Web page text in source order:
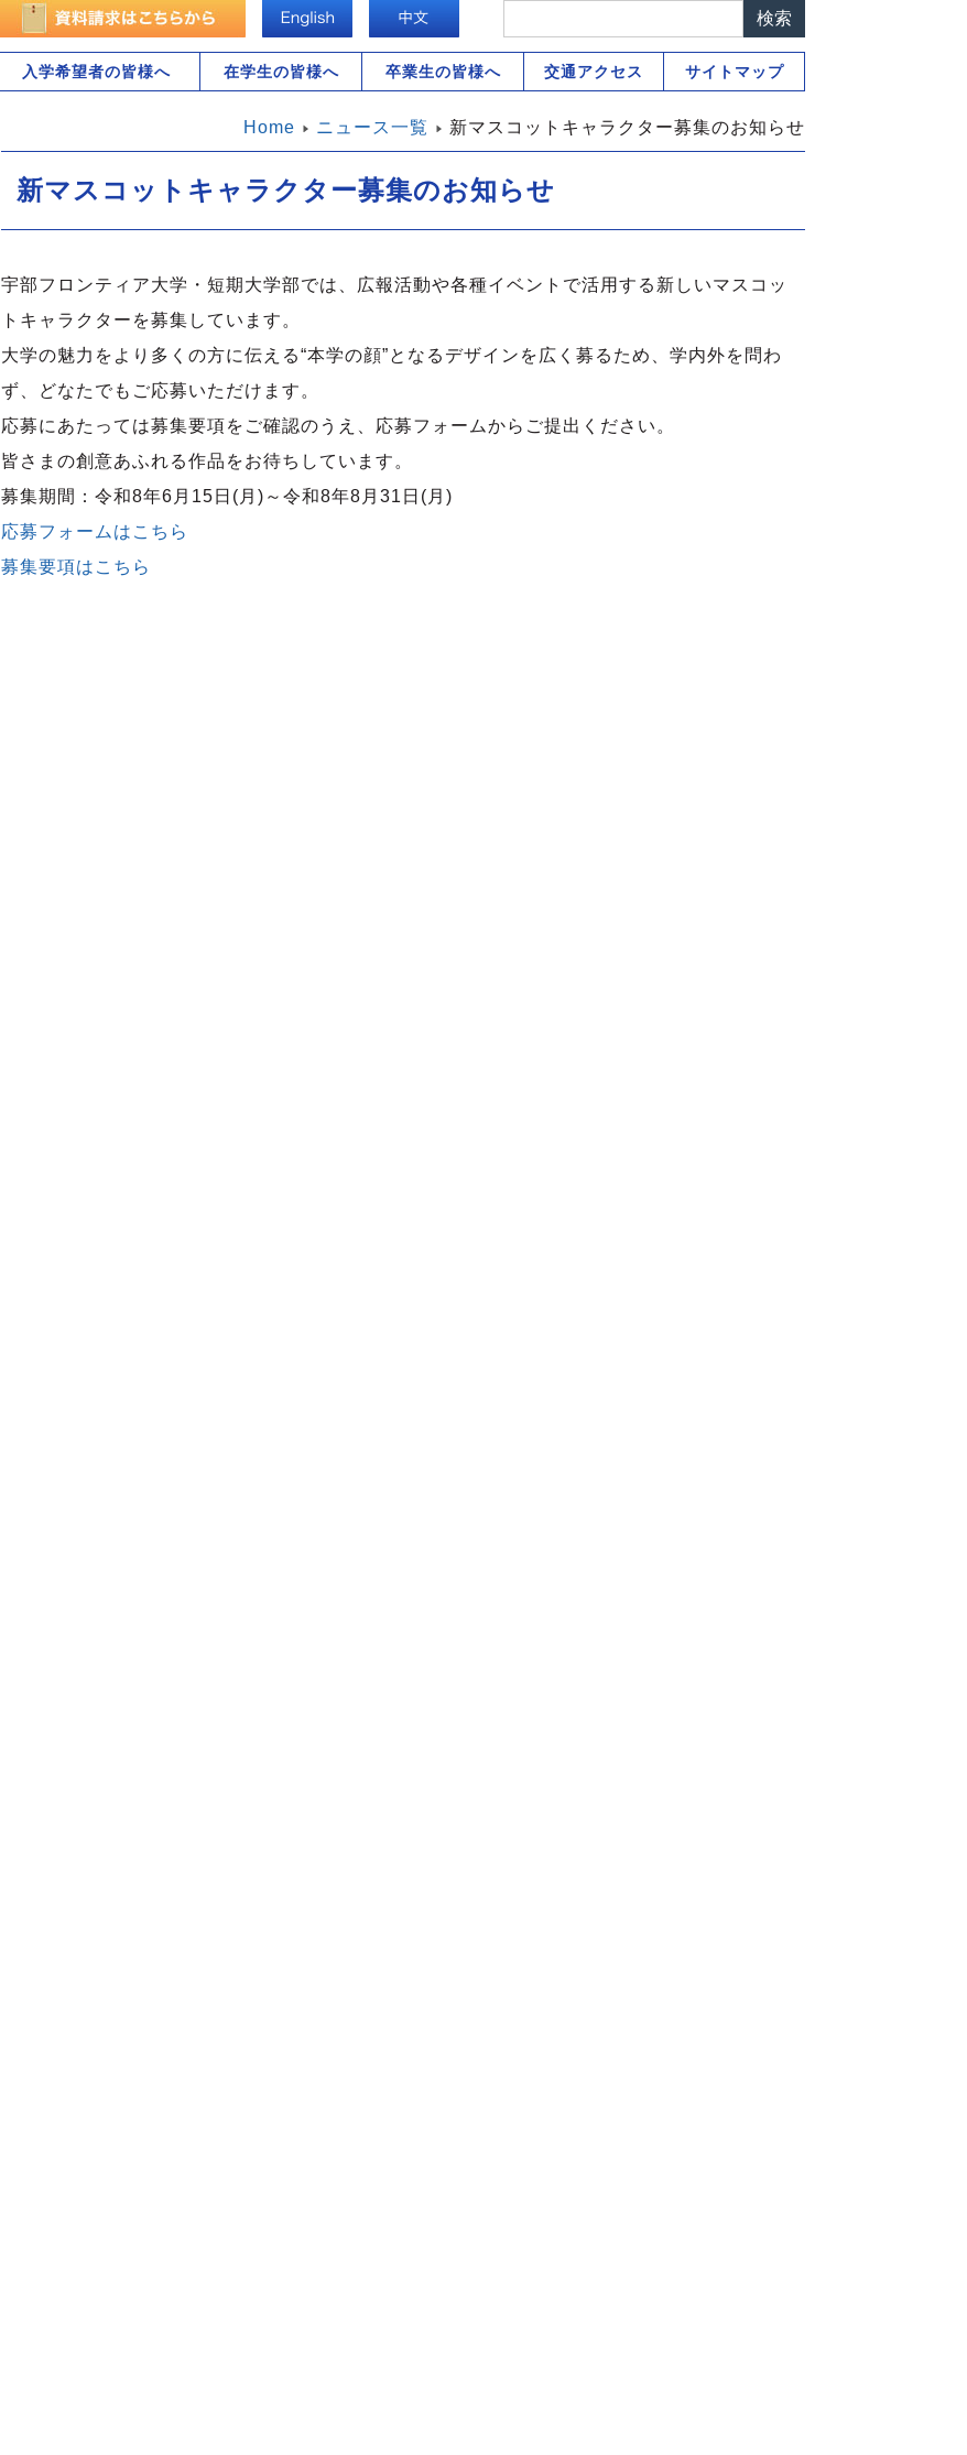
入学希望者の皆様へ 在学生の皆様へ 卒業生の皆様へ 交通アクセス サイトマップ
Home ニュース一覧 新マスコットキャラクター募集のお知らせ
新マスコットキャラクター募集のお知らせ
宇部フロンティア大学・短期大学部では、広報活動や各種イベントで活用する新しいマスコッ
トキャラクターを募集しています。
大学の魅力をより多くの方に伝える“本学の顔”となるデザインを広く募るため、学内外を問わ
ず、どなたでもご応募いただけます。
応募にあたっては募集要項をご確認のうえ、応募フォームからご提出ください。
皆さまの創意あふれる作品をお待ちしています。
募集期間：令和8年6月15日(月)～令和8年8月31日(月)
応募フォームはこちら
募集要項はこちら